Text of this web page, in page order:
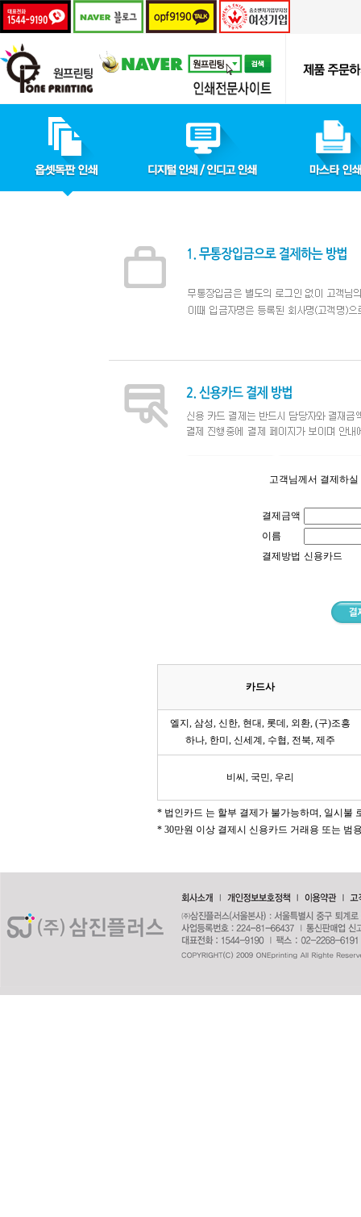
고객님께서 결제하
결제금액
이름
결제방법 신용카드
카드사
엘지, 삼성, 신한, 현대, 롯데, 외환, (구)조흥
하나, 한미, 신세계, 수협, 전북, 제주
비씨, 국민, 우리
* 법인카드 는 할부 결제가 불가능하며, 일시불
* 30만원 이상 결제시 신용카드 거래용 또는 범